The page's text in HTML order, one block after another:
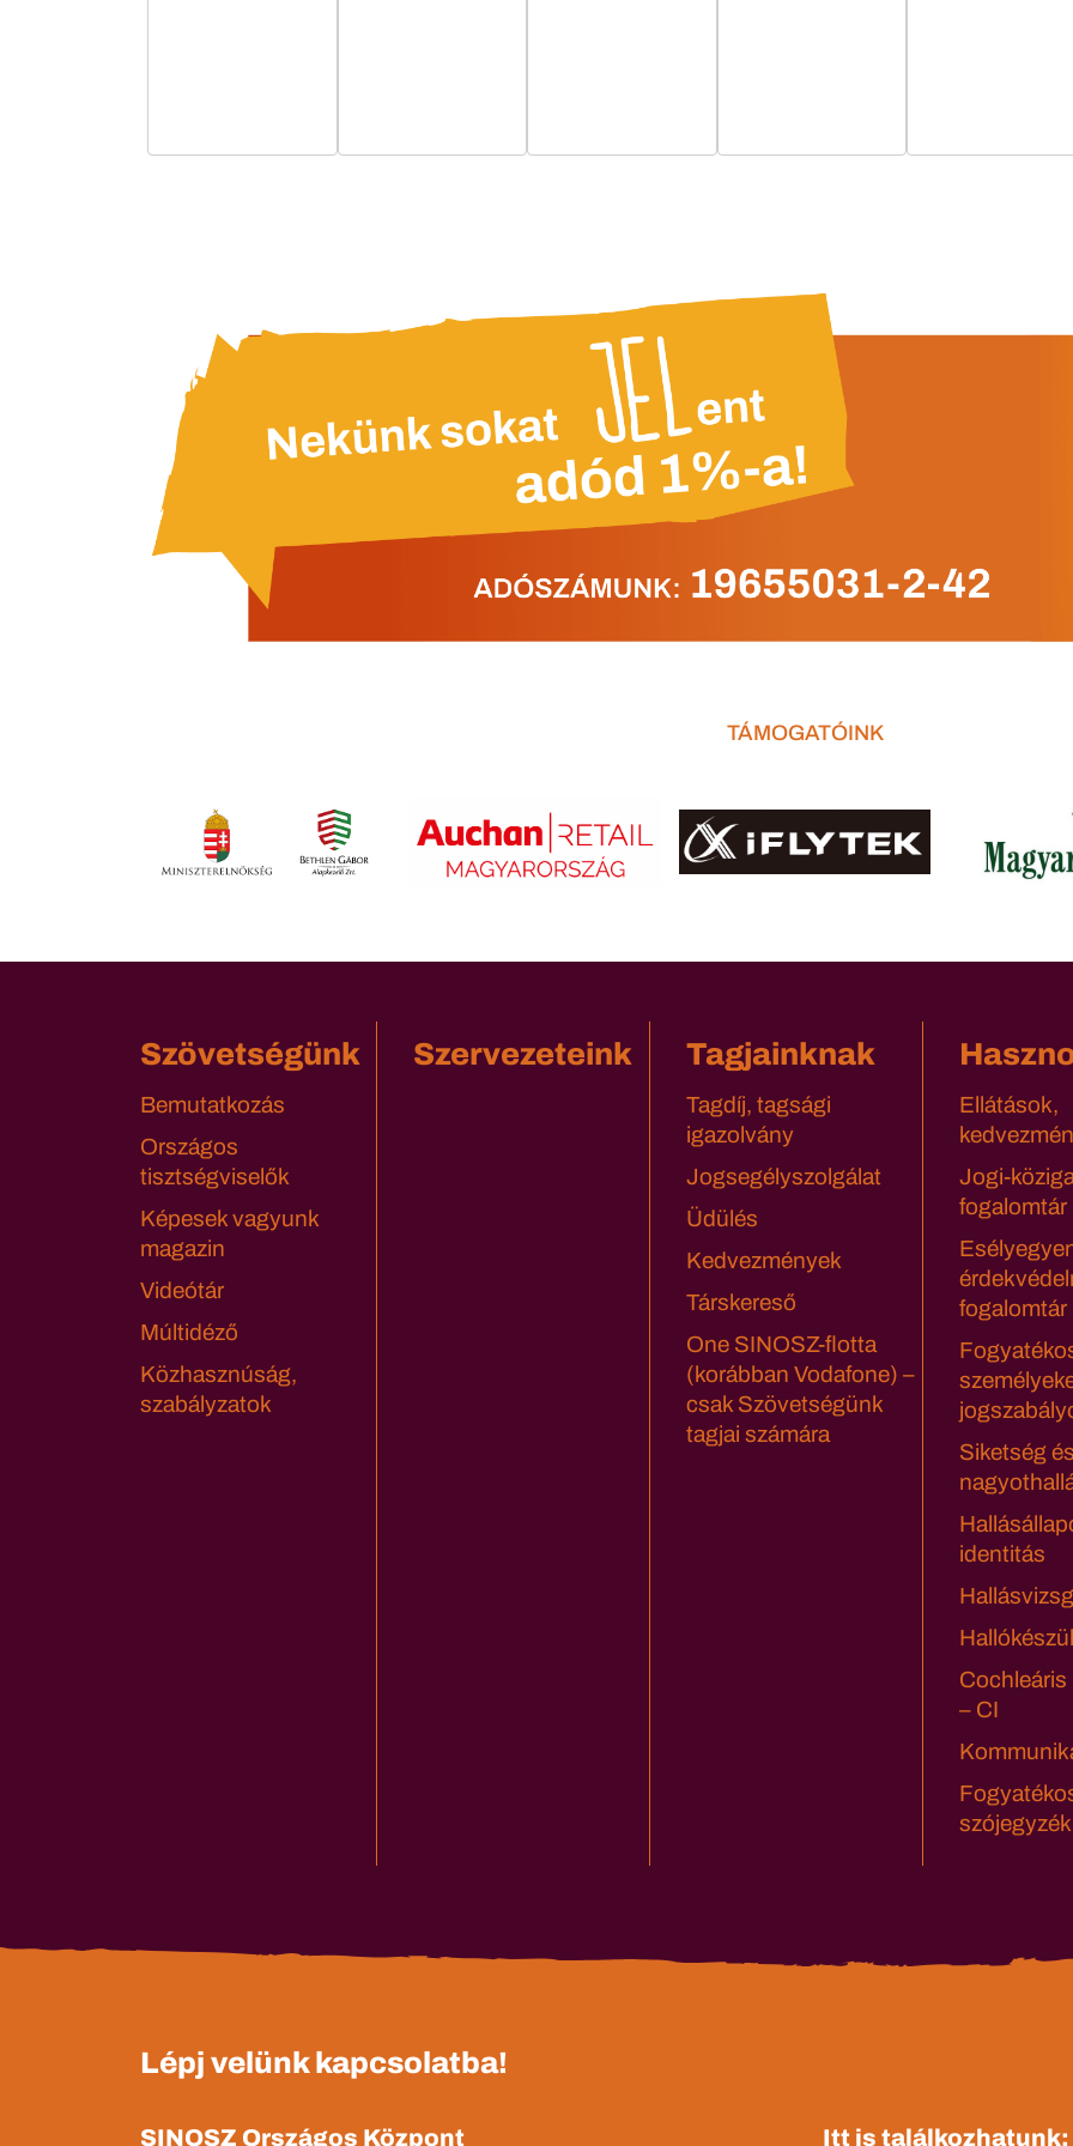
TÁMOGATÓINK
Szövetségünk
Bemutatkozás
Országos
tisztségviselők
Képesek vagyunk
magazin
Videótár
Múltidéző
Közhasznúság,
szabályzatok
Szervezeteink Tagjainknak
Tagdíj, tagsági
igazolvány
Jogsegélyszolgálat
Üdülés
Kedvezmények
Társkereső
One SINOSZ-flotta
(korábban Vodafone) –
csak Szövetségünk
tagjai számára
Ellátások,
Jogi-
fogalomtár
fogalomtár
Siketség
identitás
– CI
szójegyzék
Lépj velünk kapcsolatba!
SINOSZ Országos Központ Itt is találkozhatunk: